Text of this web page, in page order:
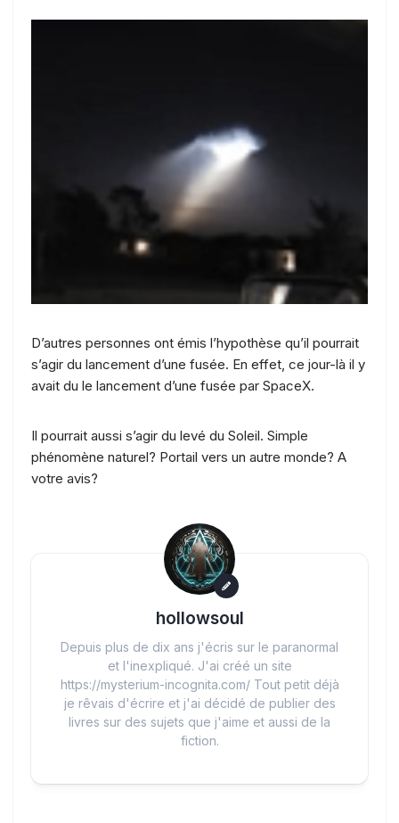
D’autres personnes ont émis l’hypothèse qu’il pourrait
s’agir du lancement d’une fusée. En effet, ce jour-là il y
avait du le lancement d’une fusée par SpaceX.
Il pourrait aussi s’agir du levé du Soleil. Simple
phénomène naturel? Portail vers un autre monde? A
votre avis?
hollowsoul
Depuis plus de dix ans j'écris sur le paranormal
et l'inexpliqué. J'ai créé un site
https://mysterium-incognita.com/ Tout petit déjà
je rêvais d'écrire et j'ai décidé de publier des
livres sur des sujets que j'aime et aussi de la
fiction.